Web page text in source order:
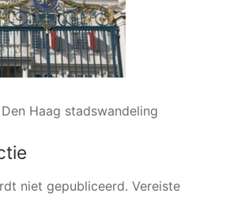
Haag stadswandeling
niet gepubliceerd. Vereiste